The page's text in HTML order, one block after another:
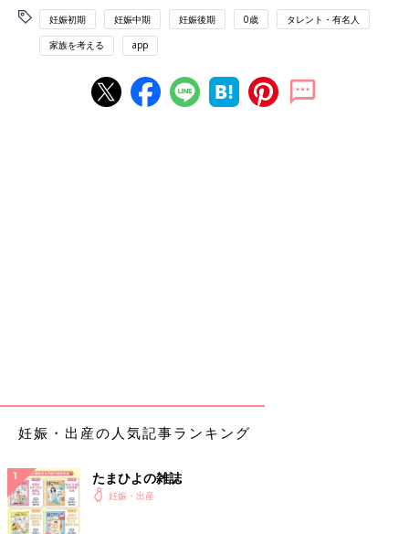
妊娠初期 妊娠中期 妊娠後期 0歳 タレント・有名人
家族を考える app
妊娠・出産の人気記事ランキング
たまひよの雑誌
妊娠・出産